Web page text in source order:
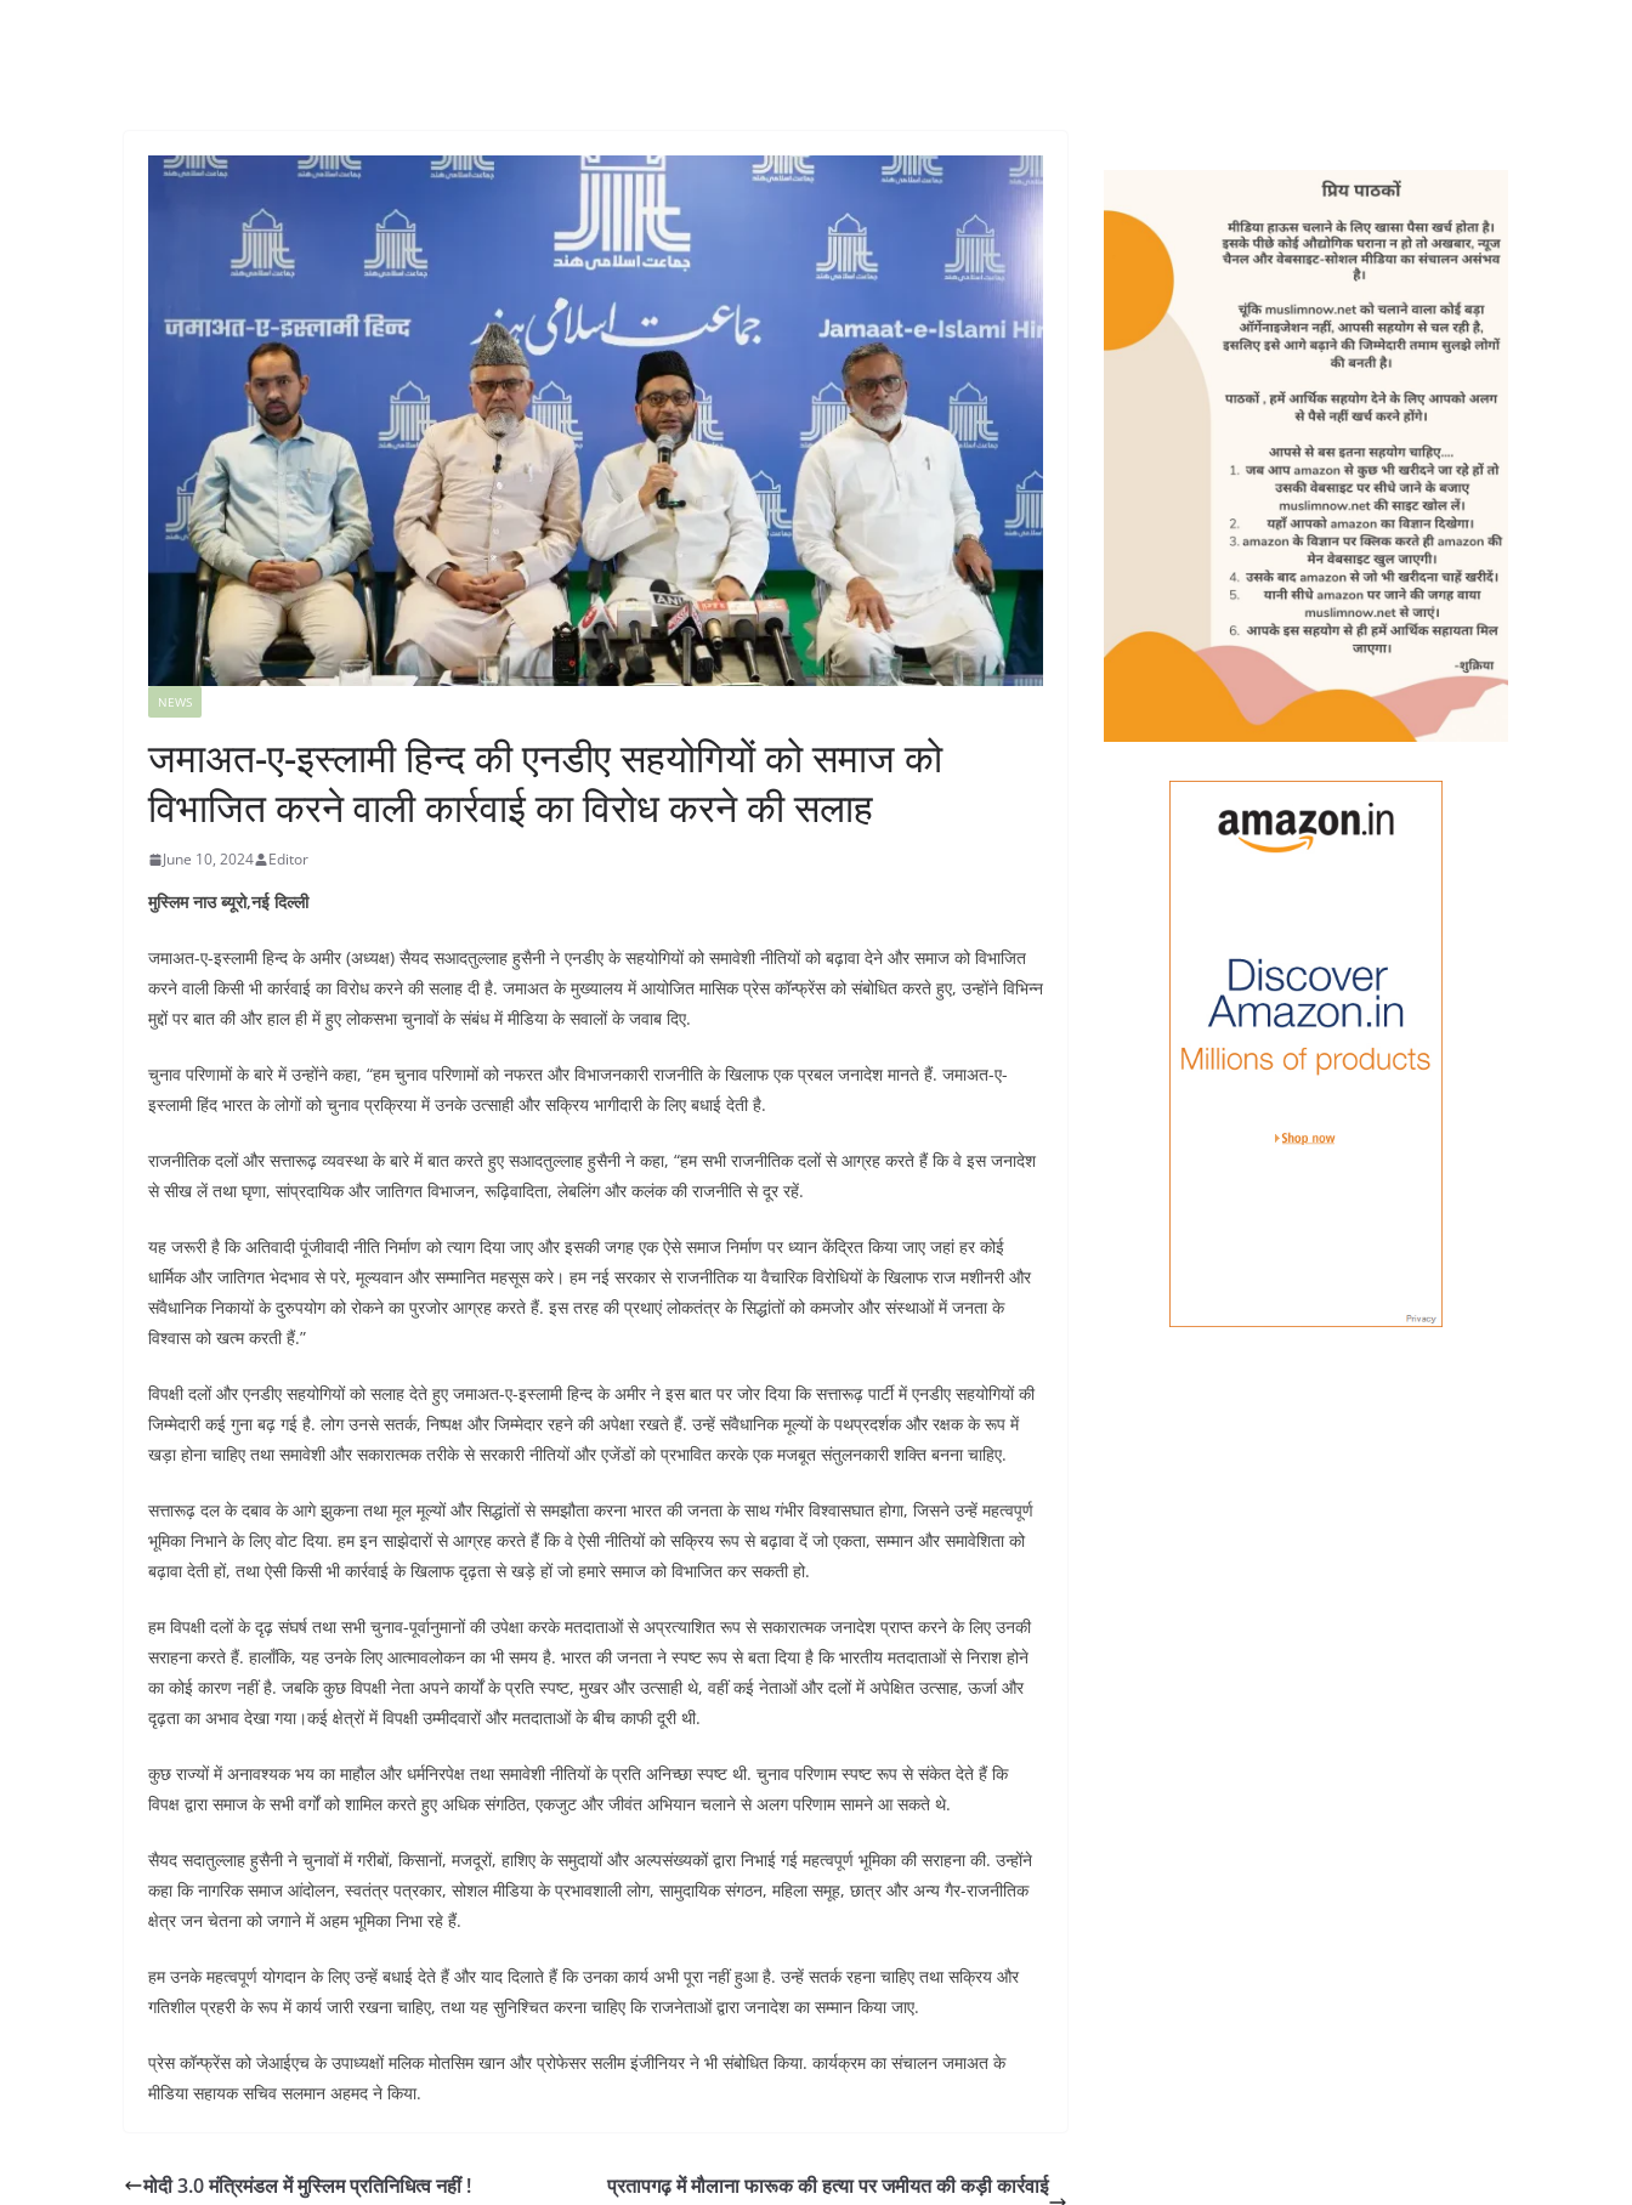
NEWS
जमाअत-ए-इस्लामी हिन्द की एनडीए सहयोगियों को समाज को
विभाजित करने वाली कार्रवाई का विरोध करने की सलाह
June 10, 2024 Editor
मुस्लिम नाउ ब्यूरो,नई दिल्ली
जमाअत-ए-इस्लामी हिन्द के अमीर (अध्यक्ष) सैयद सआदतुल्लाह हुसैनी ने एनडीए के सहयोगियों को समावेशी नीतियों को बढ़ावा देने और समाज को विभाजित
करने वाली किसी भी कार्रवाई का विरोध करने की सलाह दी है. जमाअत के मुख्यालय में आयोजित मासिक प्रेस कॉन्फ्रेंस को संबोधित करते हुए, उन्होंने विभिन्न
मुद्दों पर बात की और हाल ही में हुए लोकसभा चुनावों के संबंध में मीडिया के सवालों के जवाब दिए.
चुनाव परिणामों के बारे में उन्होंने कहा, “हम चुनाव परिणामों को नफरत और विभाजनकारी राजनीति के खिलाफ एक प्रबल जनादेश मानते हैं. जमाअत-ए-
इस्लामी हिंद भारत के लोगों को चुनाव प्रक्रिया में उनके उत्साही और सक्रिय भागीदारी के लिए बधाई देती है.
राजनीतिक दलों और सत्तारूढ़ व्यवस्था के बारे में बात करते हुए सआदतुल्लाह हुसैनी ने कहा, “हम सभी राजनीतिक दलों से आग्रह करते हैं कि वे इस जनादेश
से सीख लें तथा घृणा, सांप्रदायिक और जातिगत विभाजन, रूढ़िवादिता, लेबलिंग और कलंक की राजनीति से दूर रहें.
यह जरूरी है कि अतिवादी पूंजीवादी नीति निर्माण को त्याग दिया जाए और इसकी जगह एक ऐसे समाज निर्माण पर ध्यान केंद्रित किया जाए जहां हर कोई
धार्मिक और जातिगत भेदभाव से परे, मूल्यवान और सम्मानित महसूस करे। हम नई सरकार से राजनीतिक या वैचारिक विरोधियों के खिलाफ राज मशीनरी और
संवैधानिक निकायों के दुरुपयोग को रोकने का पुरजोर आग्रह करते हैं. इस तरह की प्रथाएं लोकतंत्र के सिद्धांतों को कमजोर और संस्थाओं में जनता के
विश्वास को खत्म करती हैं.”
विपक्षी दलों और एनडीए सहयोगियों को सलाह देते हुए जमाअत-ए-इस्लामी हिन्द के अमीर ने इस बात पर जोर दिया कि सत्तारूढ़ पार्टी में एनडीए सहयोगियों की
जिम्मेदारी कई गुना बढ़ गई है. लोग उनसे सतर्क, निष्पक्ष और जिम्मेदार रहने की अपेक्षा रखते हैं. उन्हें संवैधानिक मूल्यों के पथप्रदर्शक और रक्षक के रूप में
खड़ा होना चाहिए तथा समावेशी और सकारात्मक तरीके से सरकारी नीतियों और एजेंडों को प्रभावित करके एक मजबूत संतुलनकारी शक्ति बनना चाहिए.
सत्तारूढ़ दल के दबाव के आगे झुकना तथा मूल मूल्यों और सिद्धांतों से समझौता करना भारत की जनता के साथ गंभीर विश्वासघात होगा, जिसने उन्हें महत्वपूर्ण
भूमिका निभाने के लिए वोट दिया. हम इन साझेदारों से आग्रह करते हैं कि वे ऐसी नीतियों को सक्रिय रूप से बढ़ावा दें जो एकता, सम्मान और समावेशिता को
बढ़ावा देती हों, तथा ऐसी किसी भी कार्रवाई के खिलाफ दृढ़ता से खड़े हों जो हमारे समाज को विभाजित कर सकती हो.
हम विपक्षी दलों के दृढ़ संघर्ष तथा सभी चुनाव-पूर्वानुमानों की उपेक्षा करके मतदाताओं से अप्रत्याशित रूप से सकारात्मक जनादेश प्राप्त करने के लिए उनकी
सराहना करते हैं. हालाँकि, यह उनके लिए आत्मावलोकन का भी समय है. भारत की जनता ने स्पष्ट रूप से बता दिया है कि भारतीय मतदाताओं से निराश होने
का कोई कारण नहीं है. जबकि कुछ विपक्षी नेता अपने कार्यों के प्रति स्पष्ट, मुखर और उत्साही थे, वहीं कई नेताओं और दलों में अपेक्षित उत्साह, ऊर्जा और
दृढ़ता का अभाव देखा गया।कई क्षेत्रों में विपक्षी उम्मीदवारों और मतदाताओं के बीच काफी दूरी थी.
कुछ राज्यों में अनावश्यक भय का माहौल और धर्मनिरपेक्ष तथा समावेशी नीतियों के प्रति अनिच्छा स्पष्ट थी. चुनाव परिणाम स्पष्ट रूप से संकेत देते हैं कि
विपक्ष द्वारा समाज के सभी वर्गों को शामिल करते हुए अधिक संगठित, एकजुट और जीवंत अभियान चलाने से अलग परिणाम सामने आ सकते थे.
सैयद सदातुल्लाह हुसैनी ने चुनावों में गरीबों, किसानों, मजदूरों, हाशिए के समुदायों और अल्पसंख्यकों द्वारा निभाई गई महत्वपूर्ण भूमिका की सराहना की. उन्होंने
कहा कि नागरिक समाज आंदोलन, स्वतंत्र पत्रकार, सोशल मीडिया के प्रभावशाली लोग, सामुदायिक संगठन, महिला समूह, छात्र और अन्य गैर-राजनीतिक
क्षेत्र जन चेतना को जगाने में अहम भूमिका निभा रहे हैं.
हम उनके महत्वपूर्ण योगदान के लिए उन्हें बधाई देते हैं और याद दिलाते हैं कि उनका कार्य अभी पूरा नहीं हुआ है. उन्हें सतर्क रहना चाहिए तथा सक्रिय और
गतिशील प्रहरी के रूप में कार्य जारी रखना चाहिए, तथा यह सुनिश्चित करना चाहिए कि राजनेताओं द्वारा जनादेश का सम्मान किया जाए.
प्रेस कॉन्फ्रेंस को जेआईएच के उपाध्यक्षों मलिक मोतसिम खान और प्रोफेसर सलीम इंजीनियर ने भी संबोधित किया. कार्यक्रम का संचालन जमाअत के
मीडिया सहायक सचिव सलमान अहमद ने किया.
मोदी 3.0 मंत्रिमंडल में मुस्लिम प्रतिनिधित्व नहीं !
प्रतापगढ़ में मौलाना फारूक की हत्या पर जमीयत की कड़ी कार्रवाई